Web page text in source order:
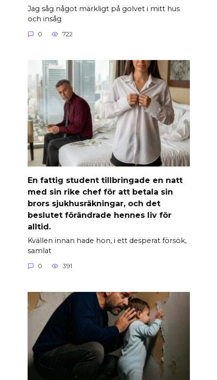
Jag såg något märkligt på golvet i mitt hus
och insåg
0 722
En fattig student tillbringade en natt
med sin rike chef för att betala sin
brors sjukhusräkningar, och det
beslutet förändrade hennes liv för
alltid.
Kvällen innan hade hon, i ett desperat försök,
samlat
0 391